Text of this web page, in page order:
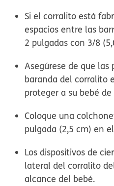
Si el corralito está
espacios entre las
2 pulgadas con 3/8
Asegúrese de que
baranda del corralito
proteger a su bebé
Coloque una
pulgada (2,5 cm) en
Los dispositivos de
lateral del corralito
alcance del bebé.